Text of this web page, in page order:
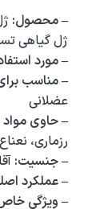
– محصول:
ژل گیاهی
– مورد
– مناسب
عضلانی
– حاوی مواد
رزماری،
– جنسیت:
– عملکرد
– ویژگی